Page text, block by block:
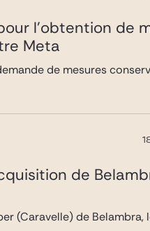
l’obtention de
Meta
de mesures
de
(Caravelle) de Belambra,